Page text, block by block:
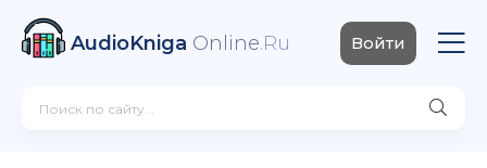
AudioKniga Online.Ru Войти